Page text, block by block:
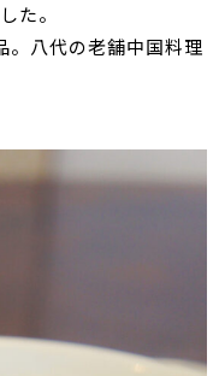
た。
。八代の老舗中国料理